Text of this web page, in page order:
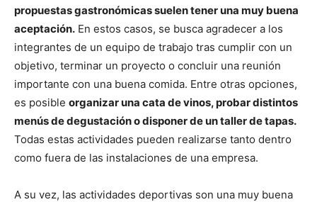
propuestas gastronómicas suelen tener una muy buena
aceptación. En estos casos, se busca agradecer a los
integrantes de un equipo de trabajo tras cumplir con un
objetivo, terminar un proyecto o concluir una reunión
importante con una buena comida. Entre otras opciones,
es posible organizar una cata de vinos, probar distintos
menús de degustación o disponer de un taller de tapas.
Todas estas actividades pueden realizarse tanto dentro
como fuera de las instalaciones de una empresa.
A su vez, las actividades deportivas son una muy buena